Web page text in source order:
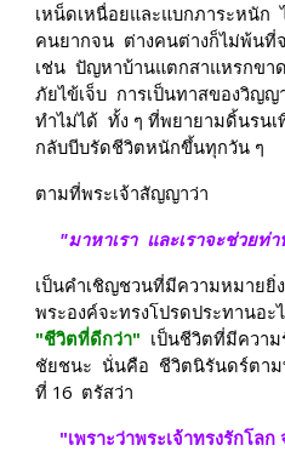
เหน็ดเหนื่อยและแบกภาระหนัก
คนยากจน  ต่างคนต่างก็ไม่พ้นที่
เช่น  ปัญหาบ้านแตกสาแหรกขา
ภัยไข้เจ็บ  การเป็นทาสของวิญ
ทำไม่ได้  ทั้ง ๆ ที่พยายามดิ้นรน
กลับบีบรัดชีวิตหนักขึ้นทุกวัน ๆ
ตามที่พระเจ้าสัญญาว่า
"มาหาเรา  และเราจะช่วยท่
เป็นคำเชิญชวนที่มีความหมายยิ่
"ชีวิตที่ดีกว่า"
เป็นชีวิตที่มีควา
ชัยชนะ  นั่นคือ  ชีวิตนิรันดร์ตา
ที่ 16  ตรัสว่า
"เพราะว่าพระเจ้าทรงรักโล